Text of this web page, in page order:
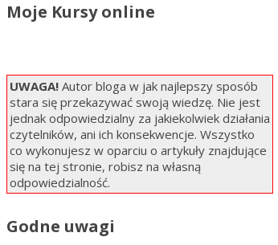
Moje Kursy online
UWAGA! Autor bloga w jak najlepszy sposób
stara się przekazywać swoją wiedzę. Nie jest
jednak odpowiedzialny za jakiekolwiek działania
czytelników, ani ich konsekwencje. Wszystko
co wykonujesz w oparciu o artykuły znajdujące
się na tej stronie, robisz na własną
odpowiedzialność.
Godne uwagi